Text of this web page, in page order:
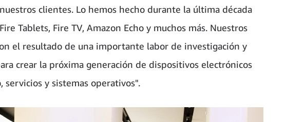
clientes. Lo hemos hecho durante la última década
Tablets, Fire TV, Amazon Echo y muchos más. Nuestros
el resultado de una importante labor de investigación y
crear la próxima generación de dispositivos electrónicos
servicios y sistemas operativos".